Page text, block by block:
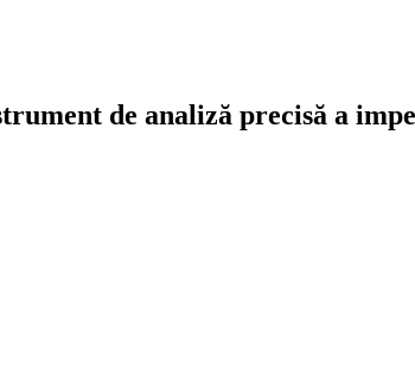
de analiză precisă a